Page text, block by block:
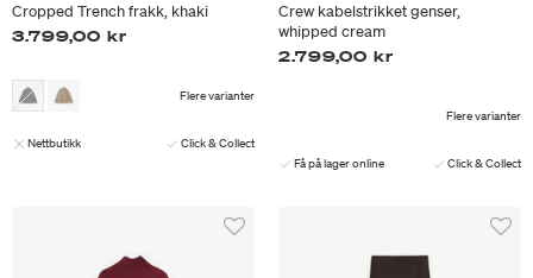
Cropped Trench frakk, khaki
3.799,00 kr
Flere varianter
Nettbutikk Click & Collect
Crew kabelstrikket genser,
whipped cream
2.799,00 kr
Flere varianter
Få på lager online Click & Collect